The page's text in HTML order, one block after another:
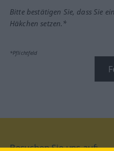
Bitte bestätigen Sie, dass Sie
Häkchen setzen.*
*Pflichtfeld
Besuchen Sie uns auf: